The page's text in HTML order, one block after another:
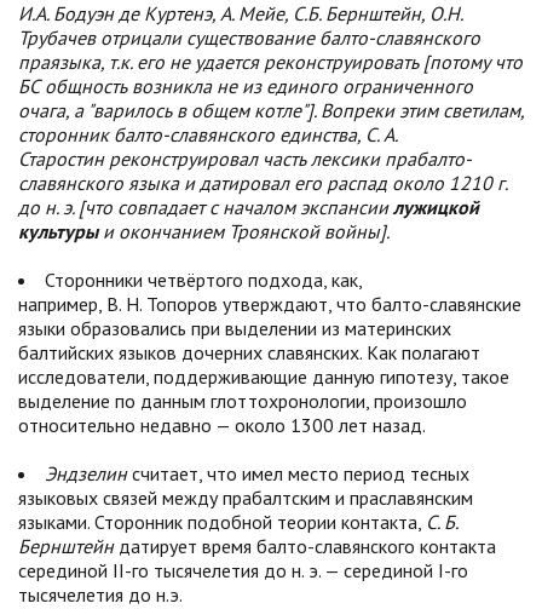
И.А. Бодуэн де Куртенэ, А. Мейе, С.Б. Бернштейн, О.Н.
Трубачев отрицали существование балто-славянского
праязыка, т.к. его не удается реконструировать [потому что
БС общность возникла не из единого ограниченного
очага, а "варилось в общем котле"]. Вопреки этим светилам,
сторонник балто-славянского единства, С. А.
Старостин реконструировал часть лексики прабалто-
славянского языка и датировал его распад около 1210 г.
до н. э. [что совпадает с началом экспансиилужицкой
культурыи окончанием Троянской войны].
Сторонники четвёртого подхода, как,
например, В. Н. Топоров утверждают, что балто-славянские
языки образовались при выделении из материнских
балтийских языков дочерних славянских. Как полагают
исследователи, поддерживающие данную гипотезу, такое
выделение по данным глоттохронологии, произошло
относительно недавно — около 1300 лет назад.
Эндзелинсчитает, что имел место период тесных
языковых связей между прабалтским и праславянским
языками. Сторонник подобной теории контакта, С. Б.
Бернштейндатирует время балто-славянского контакта
серединой II-го тысячелетия до н. э. — серединой I-го
тысячелетия до н.э.